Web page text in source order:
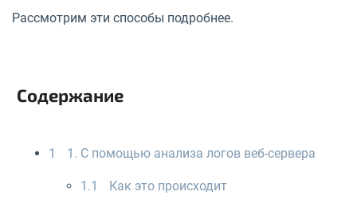
Рассмотрим эти способы подробнее.
Содержание
1 1. С помощью анализа логов веб-сервера
1.1 Как это происходит